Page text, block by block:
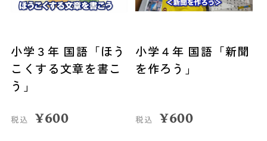
小学３年 国語「ほう
こくする文章を書こ
う」
税込 ¥600
小学４年 国語「新聞
を作ろう」
税込 ¥600